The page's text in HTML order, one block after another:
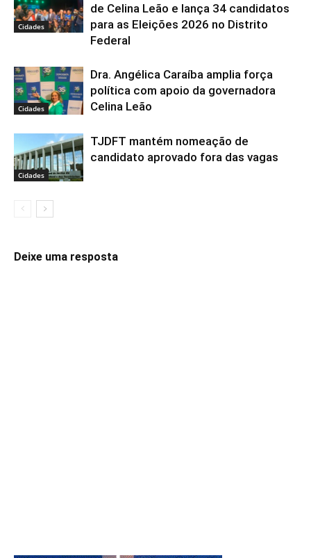
Cidades
de Celina Leão e lança 34 candidatos
para as Eleições 2026 no Distrito
Federal
Cidades
Dra. Angélica Caraíba amplia força
política com apoio da governadora
Celina Leão
Cidades
TJDFT mantém nomeação de
candidato aprovado fora das vagas
Deixe uma resposta